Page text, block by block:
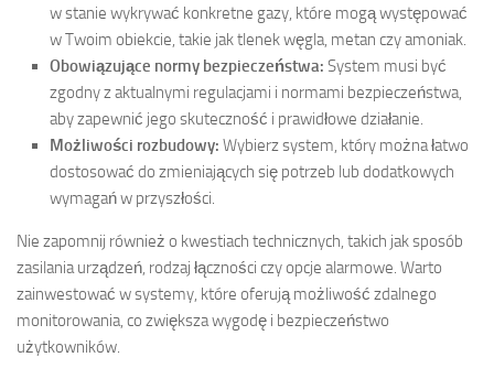
w stanie wykrywać konkretne gazy, które mogą występować
w Twoim obiekcie, takie jak tlenek węgla, metan czy amoniak.
Obowiązujące normy bezpieczeństwa: System musi być
zgodny z aktualnymi regulacjami i normami bezpieczeństwa,
aby zapewnić jego skuteczność i prawidłowe działanie.
Możliwości rozbudowy: Wybierz system, który można łatwo
dostosować do zmieniających się potrzeb lub dodatkowych
wymagań w przyszłości.
Nie zapomnij również o kwestiach technicznych, takich jak sposób
zasilania urządzeń, rodzaj łączności czy opcje alarmowe. Warto
zainwestować w systemy, które oferują możliwość zdalnego
monitorowania, co zwiększa wygodę i bezpieczeństwo
użytkowników.